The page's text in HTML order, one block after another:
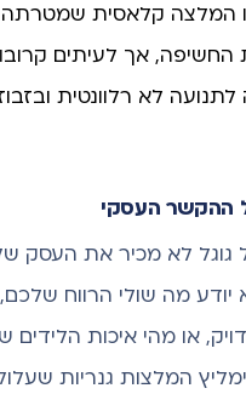
המלצה קלאסית שמטרתה
החשיפה, אך לעיתים
לתנועה לא רלוונטית
ההקשר העסקי
גוגל לא מכיר את העסק
יודע מה שולי הרווח
או מהי איכות הלידים
המלצות גנריות